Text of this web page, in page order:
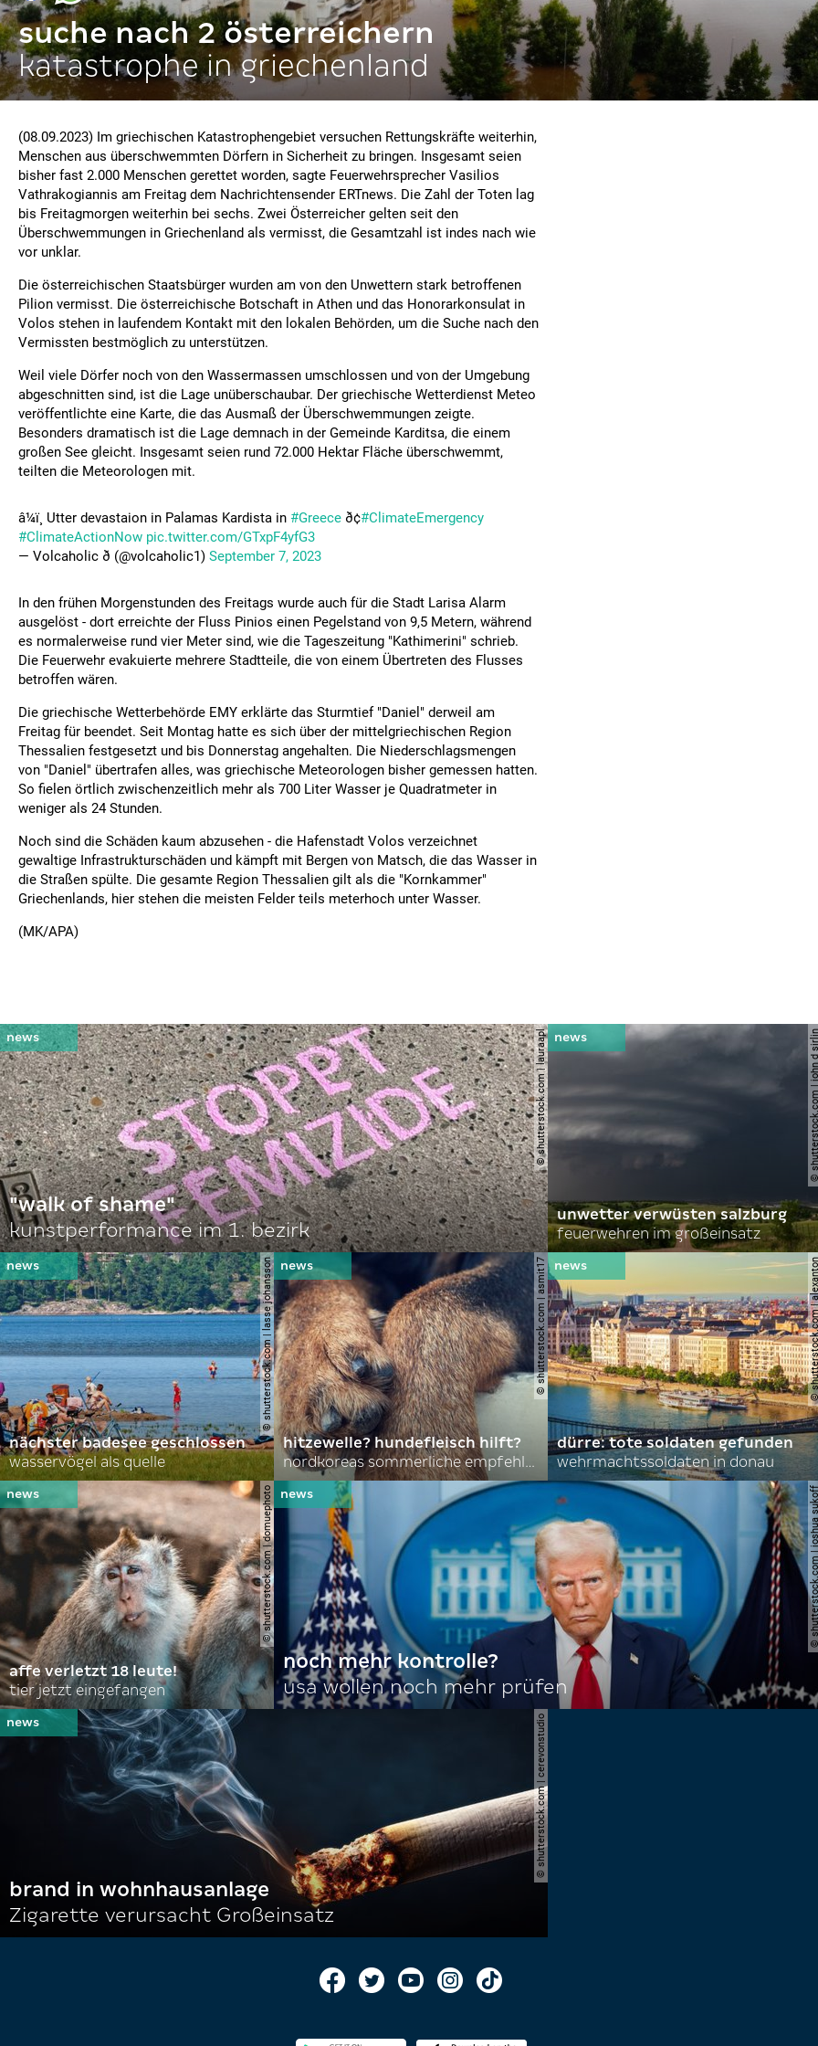
suche nach 2 österreichern
katastrophe in griechenland
(08.09.2023) Im griechischen Katastrophengebiet versuchen Rettungskräfte weiterhin,
Menschen aus überschwemmten Dörfern in Sicherheit zu bringen. Insgesamt seien
bisher fast 2.000 Menschen gerettet worden, sagte Feuerwehrsprecher Vasilios
Vathrakogiannis am Freitag dem Nachrichtensender ERTnews. Die Zahl der Toten lag
bis Freitagmorgen weiterhin bei sechs. Zwei Österreicher gelten seit den
Überschwemmungen in Griechenland als vermisst, die Gesamtzahl ist indes nach wie
vor unklar.
Die österreichischen Staatsbürger wurden am von den Unwettern stark betroffenen
Pilion vermisst. Die österreichische Botschaft in Athen und das Honorarkonsulat in
Volos stehen in laufendem Kontakt mit den lokalen Behörden, um die Suche nach den
Vermissten bestmöglich zu unterstützen.
Weil viele Dörfer noch von den Wassermassen umschlossen und von der Umgebung
abgeschnitten sind, ist die Lage unüberschaubar. Der griechische Wetterdienst Meteo
veröffentlichte eine Karte, die das Ausmaß der Überschwemmungen zeigte.
Besonders dramatisch ist die Lage demnach in der Gemeinde Karditsa, die einem
großen See gleicht. Insgesamt seien rund 72.000 Hektar Fläche überschwemmt,
teilten die Meteorologen mit.
â¼ï¸ Utter devastaion in Palamas Kardista in #Greece ð¢#ClimateEmergency
#ClimateActionNow pic.twitter.com/GTxpF4yfG3
— Volcaholic ð (@volcaholic1) September 7, 2023
In den frühen Morgenstunden des Freitags wurde auch für die Stadt Larisa Alarm
ausgelöst - dort erreichte der Fluss Pinios einen Pegelstand von 9,5 Metern, während
es normalerweise rund vier Meter sind, wie die Tageszeitung "Kathimerini" schrieb.
Die Feuerwehr evakuierte mehrere Stadtteile, die von einem Übertreten des Flusses
betroffen wären.
Die griechische Wetterbehörde EMY erklärte das Sturmtief "Daniel" derweil am
Freitag für beendet. Seit Montag hatte es sich über der mittelgriechischen Region
Thessalien festgesetzt und bis Donnerstag angehalten. Die Niederschlagsmengen
von "Daniel" übertrafen alles, was griechische Meteorologen bisher gemessen hatten.
So fielen örtlich zwischenzeitlich mehr als 700 Liter Wasser je Quadratmeter in
weniger als 24 Stunden.
Noch sind die Schäden kaum abzusehen - die Hafenstadt Volos verzeichnet
gewaltige Infrastrukturschäden und kämpft mit Bergen von Matsch, die das Wasser in
die Straßen spülte. Die gesamte Region Thessalien gilt als die "Kornkammer"
Griechenlands, hier stehen die meisten Felder teils meterhoch unter Wasser.
(MK/APA)
© shutterstock.com | lauraapl
"walk of shame"
kunstperformance im 1. bezirk
©
unwetter verwüsten salzburg
feuerwehren im großeinsatz
© shutterstock.com | lasse johansson
nächster badesee geschlossen
wasservögel als quelle
© shutterstock.com | asmit17
hitzewelle? hundefleisch hilft?
nordkoreas sommerliche empfehlungen
©
dürre: tote soldaten gefunden
wehrmachtssoldaten in donau
© shutterstock.com | domuephoto
affe verletzt 18 leute!
tier jetzt eingefangen
©
noch mehr kontrolle?
usa wollen noch mehr prüfen
© shutterstock.com | cerevonstudio
brand in wohnhausanlage
Zigarette verursacht Großeinsatz